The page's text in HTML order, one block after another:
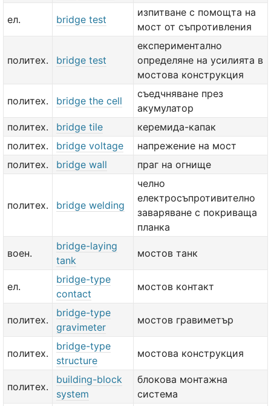
ел. bridge test
изпитване с помощта на
мост от съпротивления
политех. bridge test
експериментално
определяне на усилията в
мостова конструкция
политех. bridge the cell
съедчняване през
акумулатор
политех.
bridge tile
керемида-капак
политех.
bridge voltage
напрежение на мост
политех.
bridge wall праг на огнище
политех. bridge welding
челно
електросъпротивително
заваряване с покриваща
планка
воен.
bridge-laying
tank
мостов танк
ел.
bridge-type
contact
мостов контакт
политех.
bridge-type
gravimeter
мостов гравиметър
политех.
bridge-type
structure
мостова конструкция
политех.
building-block
system
блокова монтажна
система